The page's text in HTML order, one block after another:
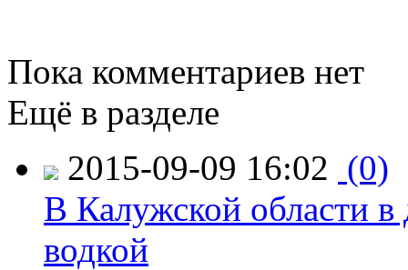
Пока комментариев нет
Ещё в разделе
2015-09-09 16:02 (0)
В Калужской области в
водкой